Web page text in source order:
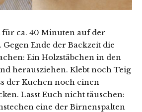
ca. 40 Minuten auf der
Ende der Backzeit die
Ein Holzstäbchen in den
herausziehen. Klebt noch Teig
der Kuchen noch einen
Lasst Euch nicht täuschen:
eine der Birnenspalten